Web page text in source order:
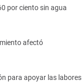
por ciento sin agua
afectó
para apoyar las labores